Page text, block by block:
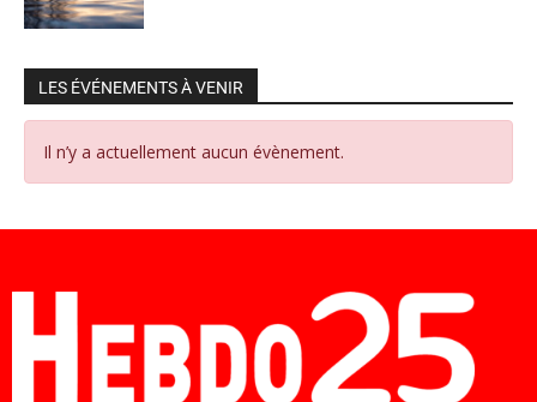
LES ÉVÉNEMENTS À VENIR
Il n’y a actuellement aucun évènement.